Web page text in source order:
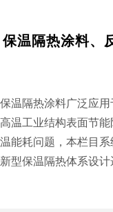
保温隔热涂料、
保温隔热涂料广泛应
高温工业结构表面节
温能耗问题，本栏目
新型保温隔热体系设